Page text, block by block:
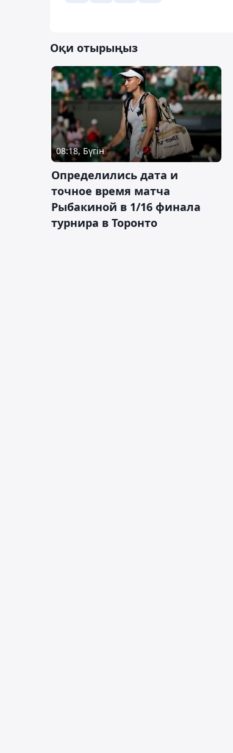
Оқи отырыңыз
08:18, Бүгін
Определились дата и
точное время матча
Рыбакиной в 1/16 финала
турнира в Торонто